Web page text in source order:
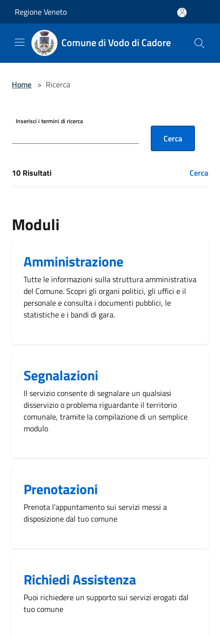
Regione Veneto
Comune di Vodo di Cadore
Home > Ricerca
Inserisci i termini di ricerca
Cerca
[results] Risultati
10 Risultati Cerca
Moduli
Amministrazione
Tutte le informazioni sulla struttura amministrativa
del Comune. Scopri gli organi politici, gli uffici e il
personale e consulta i documenti pubblici, le
statistiche e i bandi di gara.
Segnalazioni
Il servizio consente di segnalare un qualsiasi
disservizio o problema riguardante il territorio
comunale, tramite la compilazione di un semplice
modulo
Prenotazioni
Prenota l'appuntamento sui servizi messi a
disposizione dal tuo comune
Richiedi Assistenza
Puoi richiedere un supporto sui servizi erogati dal
tuo comune